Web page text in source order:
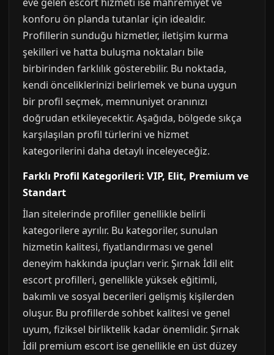
konforu ön planda tutanlar için idealdir.
Profillerin sunduğu hizmetler, iletişim kurma
şekilleri ve hatta buluşma noktaları bile
birbirinden farklılık gösterebilir. Bu noktada,
kendi önceliklerinizi belirlemek ve buna uygun
bir profil seçmek, memnuniyet oranınızı
doğrudan etkileyecektir. Aşağıda, bölgede sıkça
karşılaşılan profil türlerini ve hizmet
kategorilerini daha detaylı inceleyeceğiz.
Farklı Profil Kategorileri: VIP, Elit, Premium ve
Standart
İlan sitelerinde profiller genellikle belirli
kategorilere ayrılır. Bu kategoriler, sunulan
hizmetin kalitesi, fiyatlandırması ve genel
deneyim hakkında ipuçları verir. Şırnak İdil elit
escort profilleri, genellikle yüksek eğitimli,
bakımlı ve sosyal becerileri gelişmiş kişilerden
oluşur. Bu profillerde sohbet kalitesi ve genel
uyum, fiziksel birliktelik kadar önemlidir. Şırnak
İdil premium escort ise genellikle en üst düzey